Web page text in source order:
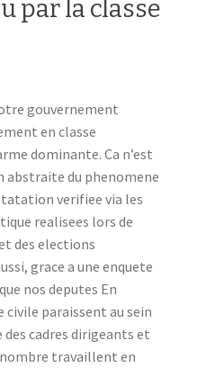
par la classe
gouvernement
en classe
dominante. Ca n’est
du phenomene
verifiee via les
realisees lors de
des elections
grace a une enquete
nos deputes En
civile paraissent au sein
cadres dirigeants et
travaillent en